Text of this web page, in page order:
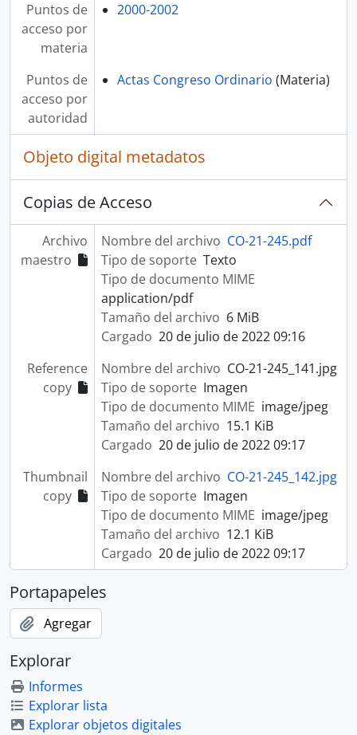
Puntos de
acceso por
materia
2000-2002
Puntos de
acceso por
autoridad
Actas Congreso Ordinario (Materia)
Objeto digital metadatos
Copias de Acceso
Archivo
maestro
Nombre del archivo CO-21-245.pdf
Tipo de soporte Texto
Tipo de documento MIME
application/pdf
Tamaño del archivo 6 MiB
Cargado 20 de julio de 2022 09:16
Reference
copy
Nombre del archivo CO-21-245_141.jpg
Tipo de soporte Imagen
Tipo de documento MIME image/jpeg
Tamaño del archivo 15.1 KiB
Cargado 20 de julio de 2022 09:17
Thumbnail
copy
Nombre del archivo CO-21-245_142.jpg
Tipo de soporte Imagen
Tipo de documento MIME image/jpeg
Tamaño del archivo 12.1 KiB
Cargado 20 de julio de 2022 09:17
Portapapeles
Agregar
Explorar
Informes
Explorar lista
Explorar objetos digitales